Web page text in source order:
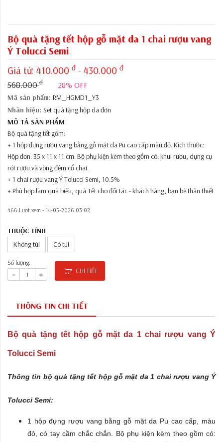
Bộ quà tặng tết hộp gỗ mặt da 1 chai rượu vang
Ý Tolucci Semi
Giá từ: 410.000 đ - 430.000 đ
568.000đ 28% OFF
Mã sản phẩm: RM_HGMD1_Y3
Nhãn hiệu: Set quà tặng hộp da đơn
MÔ TẢ SẢN PHẨM
Bộ quà tặng tết gồm:
+ 1 hộp đựng rượu vang bằng gỗ mặt da Pu cao cấp màu đỏ. Kích thước:
Hộp đơn: 35 x 11 x 11 cm. Bộ phụ kiện kèm theo gồm có: khui rượu, dụng cụ
rót rượu và vòng đệm cổ chai.
+ 1 chai rượu vang Ý Tolucci Semi, 10.5%
+ Phù hợp làm quà biếu, quà Tết cho đối tác - khách hàng, bạn bè thân thiết
466 Lượt xem - 14-05-2026 03:02
THUỘC TÍNH
Không túi
Có túi
Số lượng:
CHI TIẾT
THÔNG TIN CHI TIẾT
Bộ quà tặng tết hộp gỗ mặt da 1 chai rượu vang Ý
Tolucci Semi
Thông tin bộ quà tặng tết hộp gỗ mặt da 1 chai rượu vang Ý
Tolucci Semi:
1 hộp đựng rượu vang bằng gỗ mặt da Pu cao cấp, màu
đỏ, có tay cầm chắc chắn. Bộ phụ kiện kèm theo gồm có: